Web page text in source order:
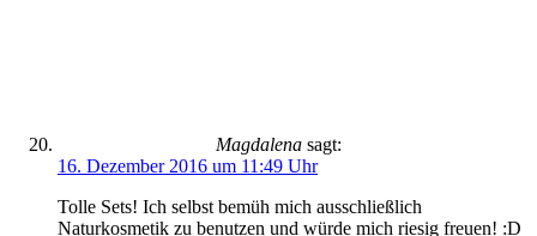
Magdalena sagt:
16. Dezember 2016 um 11:49 Uhr
Tolle Sets! Ich selbst bemüh mich ausschließlich
Naturkosmetik zu benutzen und würde mich riesig freuen! :D